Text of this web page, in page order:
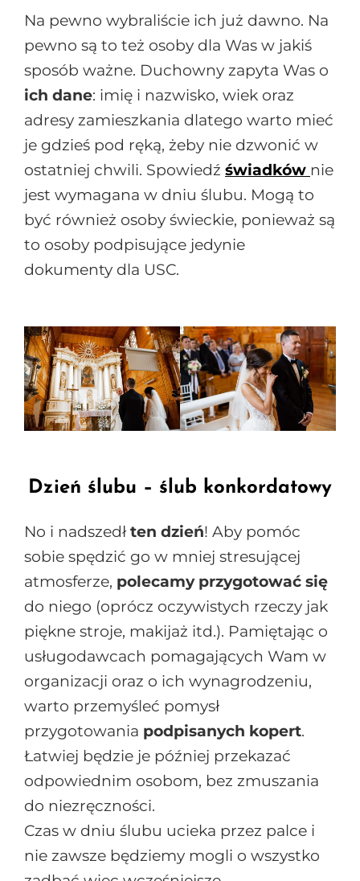
Na pewno wybraliście ich już dawno. Na
pewno są to też osoby dla Was w jakiś
sposób ważne. Duchowny zapyta Was o
ich dane: imię i nazwisko, wiek oraz
adresy zamieszkania dlatego warto mieć
je gdzieś pod ręką, żeby nie dzwonić w
ostatniej chwili. Spowiedź świadków nie
jest wymagana w dniu ślubu. Mogą to
być również osoby świeckie, ponieważ są
to osoby podpisujące jedynie
dokumenty dla USC.
Dzień ślubu – ślub konkordatowy
No i nadszedł ten dzień! Aby pomóc
sobie spędzić go w mniej stresującej
atmosferze, polecamy przygotować się
do niego (oprócz oczywistych rzeczy jak
piękne stroje, makijaż itd.). Pamiętając o
usługodawcach pomagających Wam w
organizacji oraz o ich wynagrodzeniu,
warto przemyśleć pomysł
przygotowania podpisanych kopert.
Łatwiej będzie je później przekazać
odpowiednim osobom, bez zmuszania
do niezręczności.
Czas w dniu ślubu ucieka przez palce i
nie zawsze będziemy mogli o wszystko